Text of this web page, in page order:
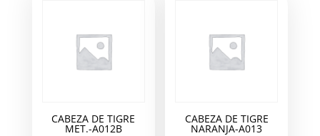
CABEZA DE TIGRE
MET.-A012B
CABEZA DE TIGRE
NARANJA-A013